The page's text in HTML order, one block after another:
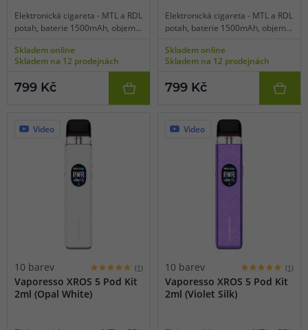
Elektronická cigareta - MTL a RDL
potah, baterie 1500mAh, objem
spínání, automatický výkon,
dobíjení USB-C, regulace air-flow,
odporu, široký výběr schémat,
kompatibilní se všemi pody XROS.
Skladem online
Skladem na 12 prodejnách
799 Kč
Elektronická cigareta - MTL a RDL
potah, baterie 1500mAh, objem
spínání, automatický výkon,
dobíjení USB-C, regulace air-flow,
odporu, široký výběr schémat,
kompatibilní se všemi pody XROS.
Skladem online
Skladem na 12 prodejnách
799 Kč
Video
10 barev (1)
Vaporesso XROS 5 Pod Kit
2ml (Opal White)
Video
10 barev (1)
Vaporesso XROS 5 Pod Kit
2ml (Violet Silk)